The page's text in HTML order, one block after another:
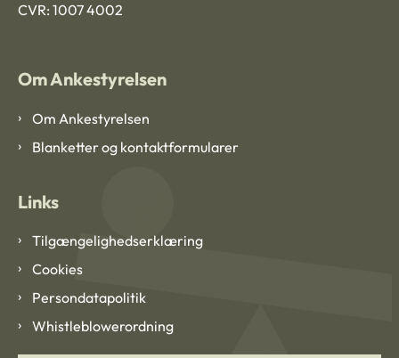
CVR: 1007 4002
Om Ankestyrelsen
Om Ankestyrelsen
Blanketter og kontaktformularer
Links
Tilgængelighedserklæring
Cookies
Persondatapolitik
Whistleblowerordning